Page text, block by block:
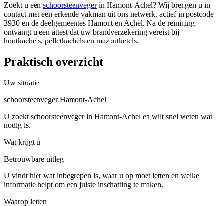
Zoekt u een schoorsteenvegerin Hamont-Achel? Wij brengen u in
contact met een erkende vakman uit ons netwerk, actief in postcode
3930 en de deelgemeentes Hamont en Achel. Na de reiniging
ontvangt u een attest dat uw brandverzekering vereist bij
houtkachels, pelletkachels en mazoutketels.
Praktisch overzicht
Uw situatie
schoorsteenveger Hamont-Achel
U zoekt schoorsteenveger in Hamont-Achel en wilt snel weten wat
nodig is.
Wat krijgt u
Betrouwbare uitleg
U vindt hier wat inbegrepen is, waar u op moet letten en welke
informatie helpt om een juiste inschatting te maken.
Waarop letten